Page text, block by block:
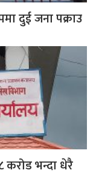
दुई जना पक्राउ
करोड भन्दा धेरै